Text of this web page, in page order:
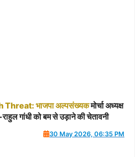
Threat: भाजपाअल्पसंख्यकमोर्चा अध्यक्ष
गांधी को बम से उड़ाने की चेतावनी
30 May 2026, 06:35 PM